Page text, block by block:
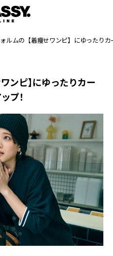
ルムの【着痩せワンピ】にゆったり
ンピ】にゆったりカー
プ！